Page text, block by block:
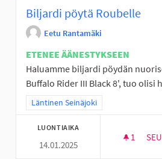
Biljardi pöytä Roubelle
Eetu Rantamäki
ETENEE ÄÄNESTYKSEEN
Haluamme biljardi pöydän
Buffalo Rider III Black 8', tuo olisi
Rajaa tulokset teeman mukaan:
Läntinen Seinäjoki
LUONTIAIKA
14.01.2025
1 1